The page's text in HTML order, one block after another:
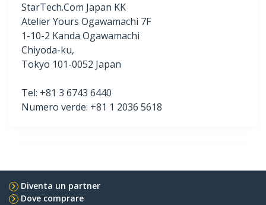
StarTech.Com Japan KK
Atelier Yours Ogawamachi 7F
1-10-2 Kanda Ogawamachi
Chiyoda-ku,
Tokyo 101-0052 Japan
Tel: +81 3 6743 6440
Numero verde: +81 1 2036 5618
Diventa un partner
Dove comprare